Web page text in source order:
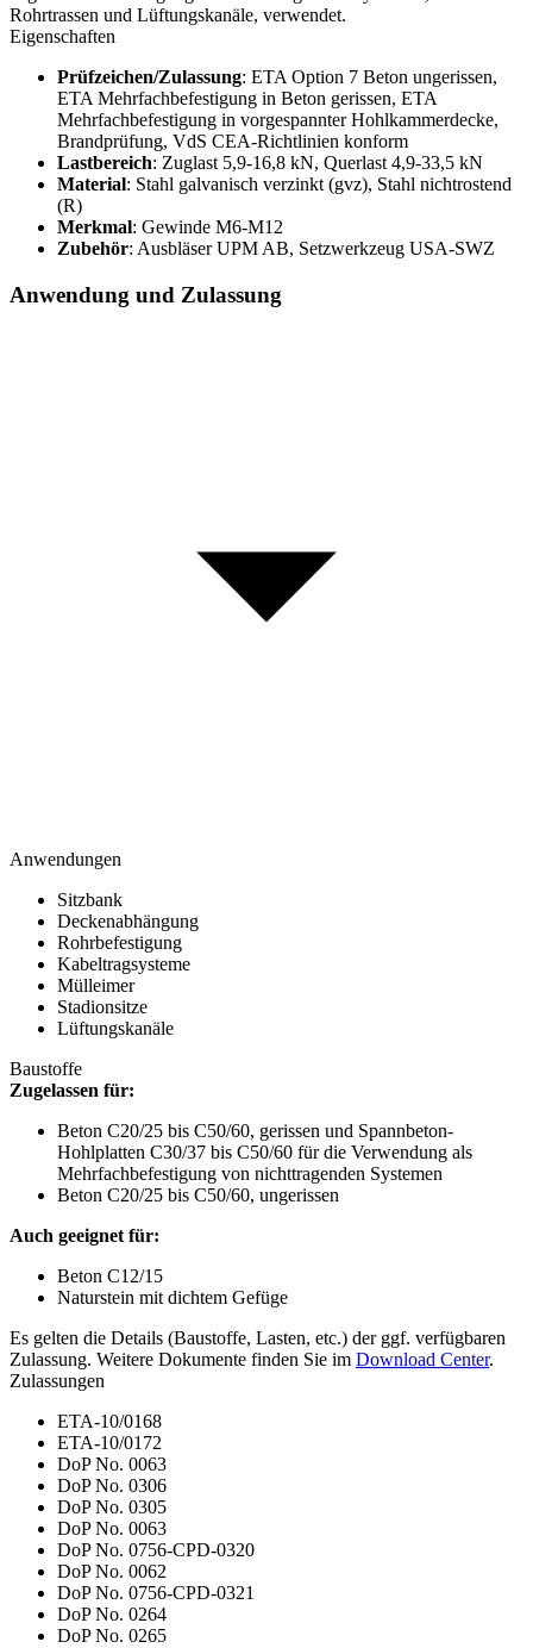
Rohrtrassen und Lüftungskanäle, verwendet.
Eigenschaften
Prüfzeichen/Zulassung: ETA Option 7 Beton ungerissen,
ETA Mehrfachbefestigung in Beton gerissen, ETA
Mehrfachbefestigung in vorgespannter Hohlkammerdecke,
Brandprüfung, VdS CEA-Richtlinien konform
Lastbereich: Zuglast 5,9-16,8 kN, Querlast 4,9-33,5 kN
Material: Stahl galvanisch verzinkt (gvz), Stahl nichtrostend
(R)
Merkmal: Gewinde M6-M12
Zubehör: Ausbläser UPM AB, Setzwerkzeug USA-SWZ
Anwendung und Zulassung
Anwendungen
Sitzbank
Deckenabhängung
Rohrbefestigung
Kabeltragsysteme
Mülleimer
Stadionsitze
Lüftungskanäle
Baustoffe
Zugelassen für:
Beton C20/25 bis C50/60, gerissen und Spannbeton-
Hohlplatten C30/37 bis C50/60 für die Verwendung als
Mehrfachbefestigung von nichttragenden Systemen
Beton C20/25 bis C50/60, ungerissen
Auch geeignet für:
Beton C12/15
Naturstein mit dichtem Gefüge
Es gelten die Details (Baustoffe, Lasten, etc.) der ggf. verfügbaren
Zulassung. Weitere Dokumente finden Sie im Download Center.
Zulassungen
ETA-10/0168
ETA-10/0172
DoP No. 0063
DoP No. 0306
DoP No. 0305
DoP No. 0063
DoP No. 0756-CPD-0320
DoP No. 0062
DoP No. 0756-CPD-0321
DoP No. 0264
DoP No. 0265